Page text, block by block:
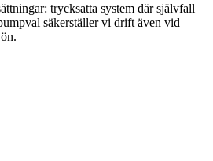
trycksatta system där självfall
säkerställer vi drift även vid